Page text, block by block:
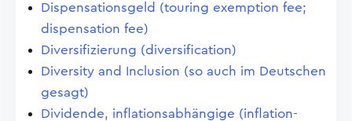
Dispensationsgeld (touring exemption fee;
dispensation fee)
Diversifizierung (diversification)
Diversity and Inclusion (so auch im Deutschen
gesagt)
Dividende, inflationsabhängige (inflation-